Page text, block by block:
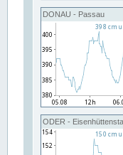
DONAU - Passau
ODER -